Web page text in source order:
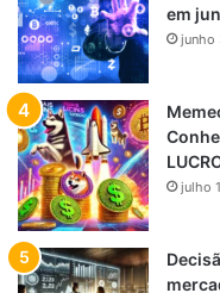
em
junho
julho